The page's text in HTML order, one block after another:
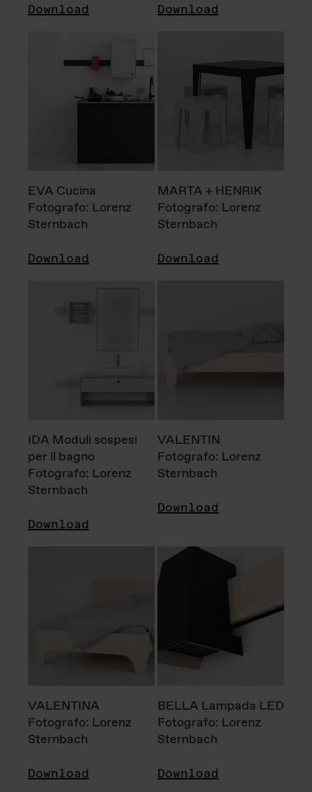
Download Download
EVA Cucina
Fotografo: Lorenz
Sternbach
Download
MARTA + HENRIK
Fotografo: Lorenz
Sternbach
Download
IDA Moduli sospesi
per il bagno
Fotografo: Lorenz
Sternbach
Download
VALENTIN
Fotografo: Lorenz
Sternbach
Download
VALENTINA
Fotografo: Lorenz
Sternbach
Download
BELLA Lampada LED
Fotografo: Lorenz
Sternbach
Download